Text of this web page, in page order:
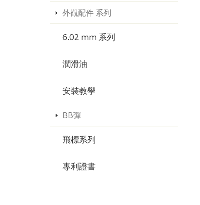
外觀配件 系列
6.02 mm 系列
潤滑油
安裝教學
BB彈
飛標系列
專利證書